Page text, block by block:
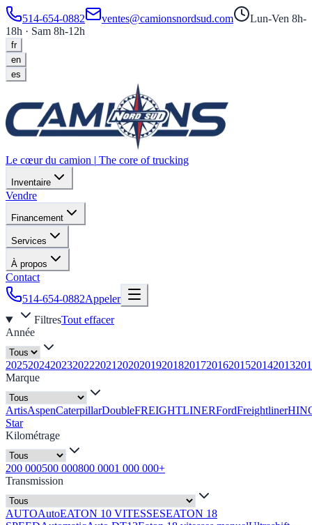
514-654-0882 ventes@camionsnordsud.com
Lun-Ven 8h-
18h · Sam 8h-12h
fr
en
es
Le cœur du camion | The core of trucking
Inventaire
Vendre
Financement
Services
À propos
Contact
514-654-0882Appeler
FiltresTout effacer
Année
20252024202320222021 20202019201820172016201520142013
Marque
ArtisAspenCaterpillarDoubleFREIGHTLINERFordFreightliner
Star
Kilométrage
200 000500 000800 0001 000 000+
Transmission
AUTOAutoEATON 10 VITESSESEATON 18